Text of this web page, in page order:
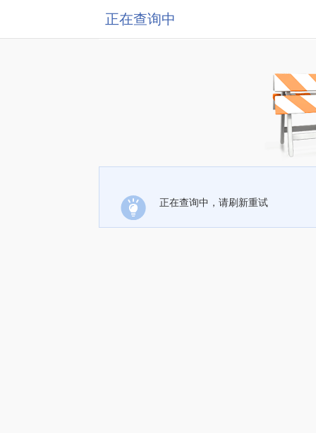
正在查询中
正在查询中，请刷新重试